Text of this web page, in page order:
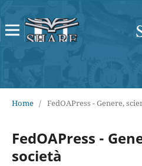
Home / FedOAPress - Genere,
FedOAPress -
società